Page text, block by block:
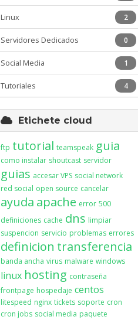
2
Linux
0
Servidores Dedicados
1
Social Media
4
Tutoriales
Etichete cloud
ftp tutorial teamspeak guia
como instalar shoutcast servidor
guias accesar VPS social network
red social open source cancelar
ayuda apache error 500
definiciones cache dns limpiar
suspencion servicio problemas errores
definicion transferencia
banda ancha virus malware windows
linux hosting contraseña
frontpage hospedaje centos
litespeed nginx tickets soporte cron
cron jobs social media paquete